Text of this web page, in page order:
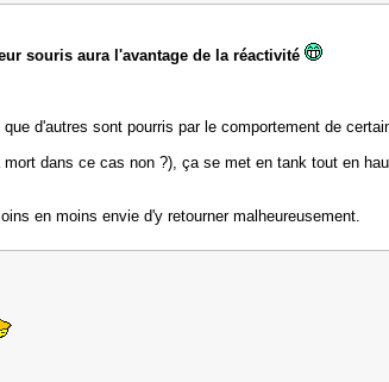
souris aura l'avantage de la réactivité
d'autres sont pourris par le comportement de
dans ce cas non ?), ça se met en tank tout en
en moins envie d'y retourner malheureusement.